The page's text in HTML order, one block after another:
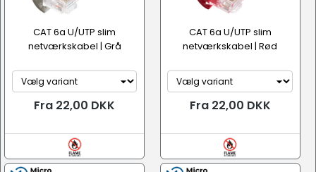
CAT 6a U/UTP slim
netværkskabel | Grå
Fra 22,00 DKK
CAT 6a U/UTP slim
netværkskabel | Rød
Fra 22,00 DKK